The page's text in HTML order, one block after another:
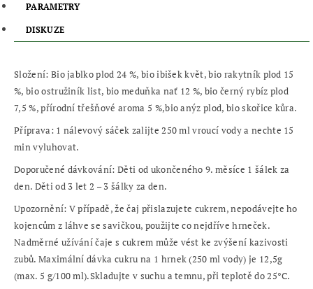
PARAMETRY
DISKUZE
Složení: Bio jablko plod 24 %, bio ibišek květ, bio rakytník plod 15
%, bio ostružiník list, bio meduňka nať 12 %, bio černý rybíz plod
7,5 %, přírodní třešňové aroma 5 %,bio anýz plod, bio skořice kůra.
Příprava: 1 nálevový sáček zalijte 250 ml vroucí vody a nechte 15
min vyluhovat.
Doporučené dávkování:Děti od ukončeného 9. měsíce 1 šálek za
den. Děti od 3 let 2 – 3 šálky za den.
Upozornění: V případě, že čaj přislazujete cukrem, nepodávejte ho
kojencům z láhve se savičkou, použijte co nejdříve hrneček.
Nadměrné užívání čaje s cukrem může vést ke zvýšení kazivosti
zubů. Maximální dávka cukru na 1 hrnek (250 ml vody) je 12,5g
(max. 5 g/100 ml).Skladujte v suchu a temnu, při teplotě do 25°C.